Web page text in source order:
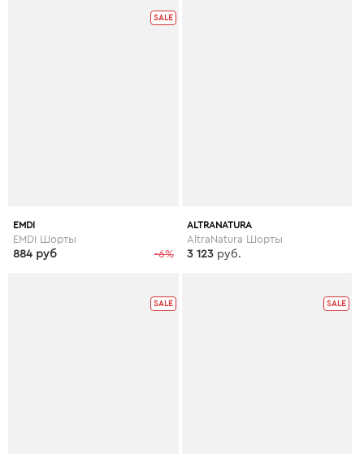
SALE
EMDI
EMDI Шорты
-6%
884 руб
ALTRANATURA
AltraNatura Шорты
3 123 руб.
SALE SALE